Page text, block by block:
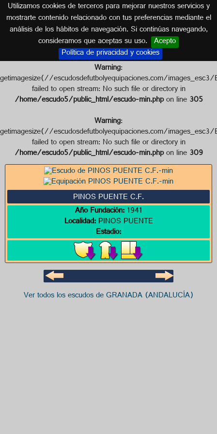
Utilizamos cookies de terceros para mejorar nuestros servicios y
mostrarte contenido relacionado con tus preferencias mediante el
análisis de los hábitos de navegación. Si continúas navegando,
consideramos que aceptas su uso. Acepto
Política de privacidad y cookies
Escudo de PINOS PUENTE C.F.
GRANADA (ANDALUCÍA)
Warning:
getimagesize(//escudosdefutbolyequipaciones.com/
failed to open stream: No such file or directory in
/home/escudo5/public_html/escudo-min.phpon line305
Warning:
getimagesize(//escudosdefutbolyequipaciones.com/
failed to open stream: No such file or directory in
/home/escudo5/public_html/escudo-min.phpon line309
PINOS PUENTE C.F.
Año Fundación:1941
Localidad:PINOS PUENTE
Estadio:
Ver todos los escudos de GRANADA (ANDALUCÍA)